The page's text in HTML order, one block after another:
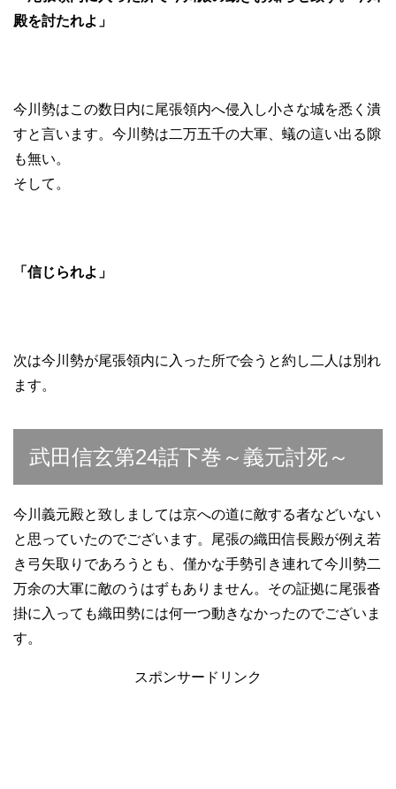
殿を討たれよ」
今川勢はこの数日内に尾張領内へ侵入し小さな城を悉く潰
すと言います。今川勢は二万五千の大軍、蟻の這い出る隙
も無い。
そして。
「信じられよ」
次は今川勢が尾張領内に入った所で会うと約し二人は別れ
ます。
武田信玄第24話下巻～義元討死～
今川義元殿と致しましては京への道に敵する者などいない
と思っていたのでございます。尾張の織田信長殿が例え若
き弓矢取りであろうとも、僅かな手勢引き連れて今川勢二
万余の大軍に敵のうはずもありません。その証拠に尾張沓
掛に入っても織田勢には何一つ動きなかったのでございま
す。
スポンサードリンク